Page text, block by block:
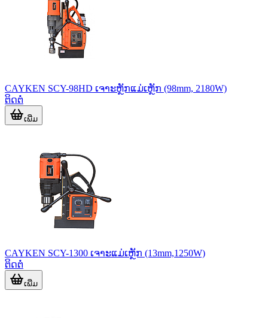
CAYKEN SCY-98HD ເຈາະຫຼັກແມ່ເຫຼັກ (98mm, 2180W)
ຕິດຕໍ່
ເພີ່ມ
CAYKEN SCY-1300 ເຈາະແມ່ເຫຼັກ (13mm,1250W)
ຕິດຕໍ່
ເພີ່ມ